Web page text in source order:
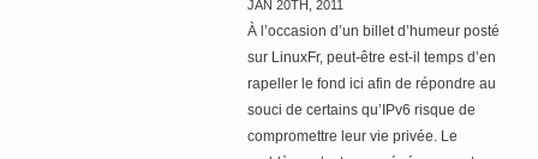
JAN 20TH, 2011
À l’occasion d’un billet d’humeur posté
sur LinuxFr, peut-être est-il temps d’en
rapeller le fond ici afin de répondre au
souci de certains qu’IPv6 risque de
compromettre leur vie privée. Le